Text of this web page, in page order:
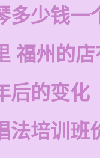
多少钱一
福州的
后的变化
法培训班